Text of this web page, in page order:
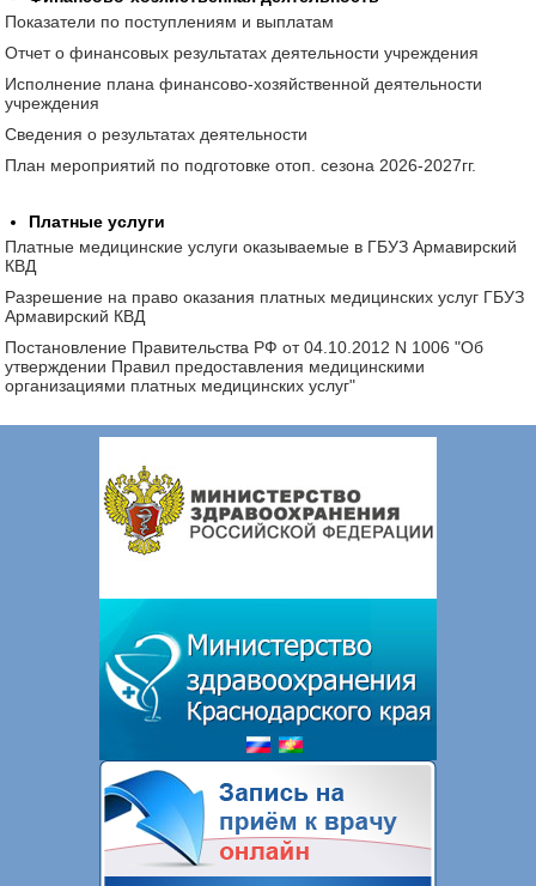
Показатели по поступлениям и выплатам
Отчет о финансовых результатах деятельности учреждения
Исполнение плана финансово-хозяйственной деятельности
учреждения
Сведения о результатах деятельности
План мероприятий по подготовке отоп. сезона 2026-2027гг.
Платные услуги
Платные медицинские услуги оказываемые в ГБУЗ Армавирский
КВД
Разрешение на право оказания платных медицинских услуг ГБУЗ
Армавирский КВД
Постановление Правительства РФ от 04.10.2012 N 1006 "Об
утверждении Правил предоставления медицинскими
организациями платных медицинских услуг"